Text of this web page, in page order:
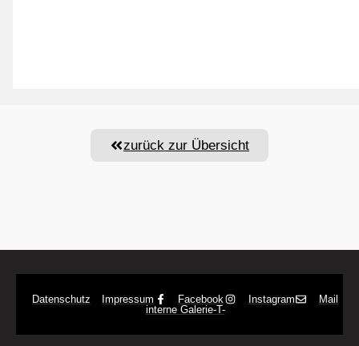
zurück zur Übersicht
Datenschutz Impressum Facebook Instagram
Mail
interne Galerie-T-